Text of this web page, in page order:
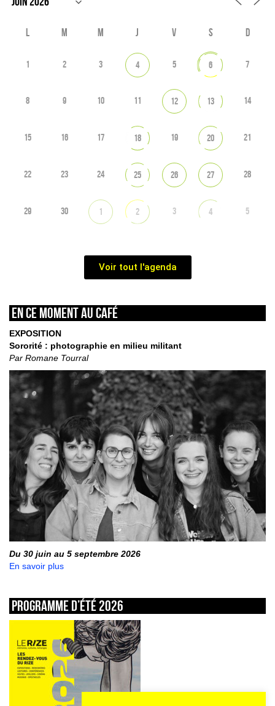
L M M J V S D
1 2 3 4 5 6 7
8 9 10 11 12 13 14
15 16 17 18 19 20 21
22 23 24 25 26 27 28
29 30 1 2 3 4 5
Voir tout l'agenda
En ce moment au café
EXPOSITION
Sororité : photographie en milieu militant
Par Romane Tourral
Du 30 juin au 5 septembre 2026
En savoir plus
Programme d’été 2026